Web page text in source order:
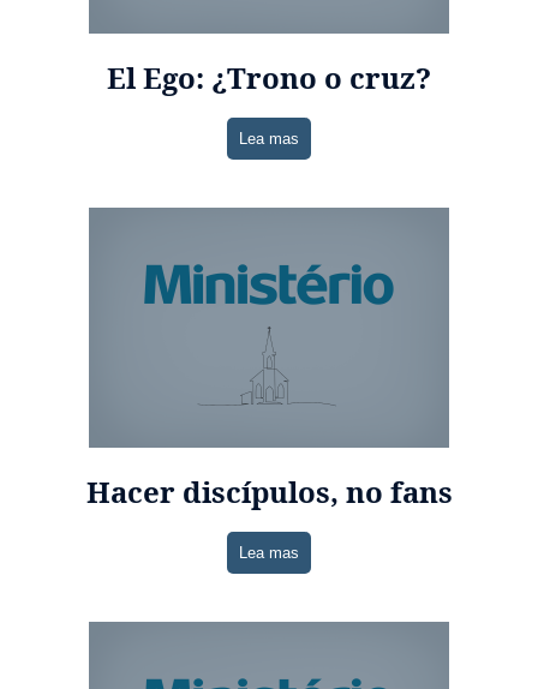
El Ego: ¿Trono o cruz?
Lea mas
Hacer discípulos, no fans
Lea mas